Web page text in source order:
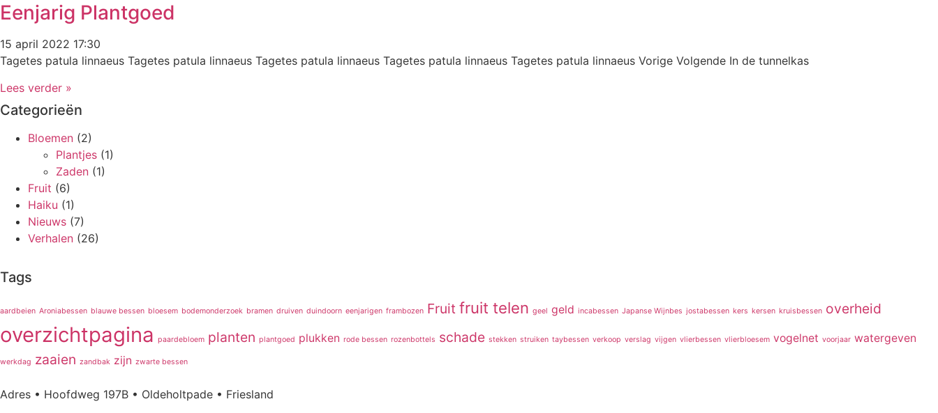
Eenjarig Plantgoed
15 april 2022 17:30
Tagetes patula linnaeus Tagetes patula linnaeus Tagetes patula linnaeus Tagetes patula linnaeus Tagetes patula linnaeus Vorige Volgende In de tunnelkas
Lees verder »
Categorieën
Bloemen (2)
Plantjes (1)
Zaden (1)
Fruit (6)
Haiku (1)
Nieuws (7)
Verhalen (26)
Tags
aardbeien Aroniabessen blauwe bessen bloesem bodemonderzoek bramen druiven duindoorn eenjarigen frambozen Fruit fruit telen geel geld incabessen Japanse Wijnbes jostabessen kers kersen kruisbessen overheid
overzichtpagina paardebloem planten plantgoed plukken rode bessen rozenbottels schade stekken struiken taybessen verkoop verslag vijgen vlierbessen vlierbloesem vogelnet voorjaar watergeven
werkdag zaaien zandbak zijn zwarte bessen
Adres • Hoofdweg 197B • Oldeholtpade • Friesland